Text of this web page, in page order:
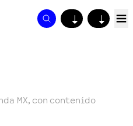
↓ ↓
MX, con contenido